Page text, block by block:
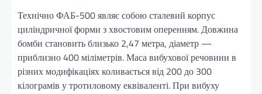
Технічно ФАБ-500 являє собою сталевий корпус
циліндричної форми з хвостовим оперенням. Довжина
бомби становить близько 2,47 метра, діаметр —
приблизно 400 міліметрів. Маса вибухової речовини в
різних модифікаціях коливається від 200 до 300
кілограмів у тротиловому еквіваленті. При вибуху